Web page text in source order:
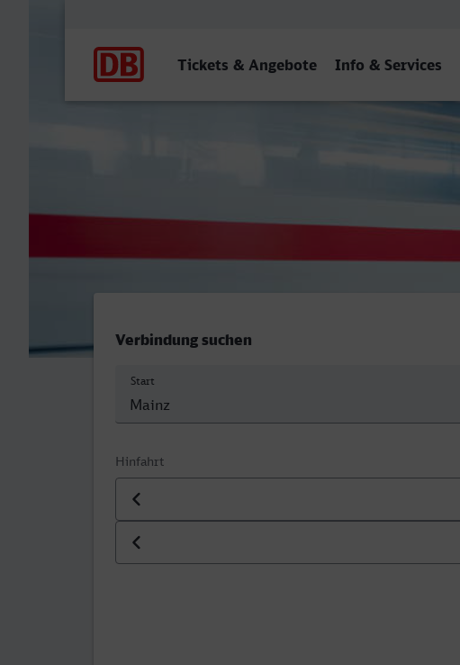
Tickets & Angebote Info & Services
Verbindung suchen
Start
Hinfahrt
Datum der Hinfahrt
Uhrzeit der Hinfahrt